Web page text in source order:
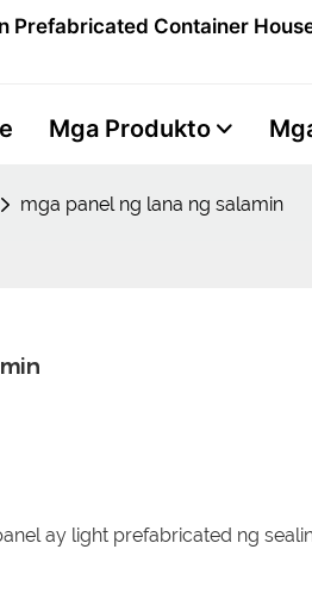
Prefabricated Container
Mga Produkto
mga panel ng lana ng salamin
ay light prefabricated ng